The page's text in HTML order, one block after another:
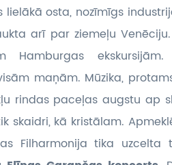
lielākā osta, nozīmīgs
arī par ziemeļu
Hamburgas ekskursijām.
maņām. Mūzika,
rindas paceļas augstu ap
skaidri, kā kristālam.
Filharmonija tika